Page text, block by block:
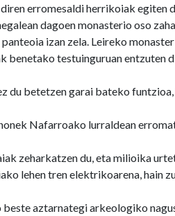
erromesaldi herrikoiak egiten
dagoen monasterio oso
izan zela. Leireko
testuinguruan entzuten
du betetzen garai bateko
Nafarroako lurraldean
zeharkatzen du, eta milioika
lehen tren elektrikoarena, hain
aztarnategi arkeologiko